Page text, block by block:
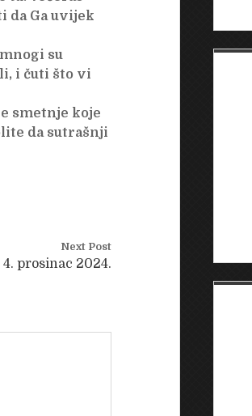
da Ga uvijek
su
i čuti što vi
smetnje koje
da sutrašnji
Next Post
4. prosinac 2024.